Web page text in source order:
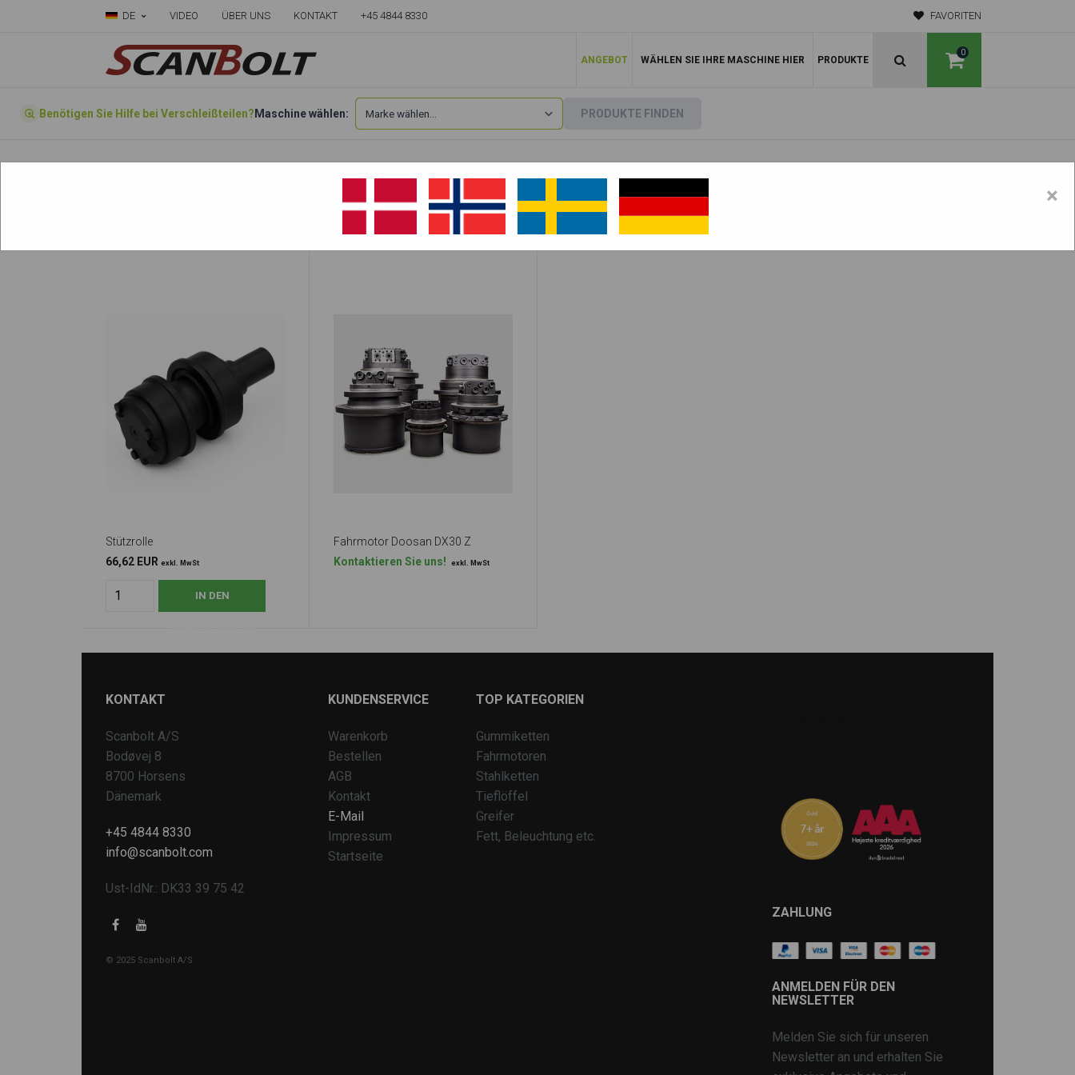
DE VIDEO ÜBER UNS KONTAKT +45 4844 8330 FAVORITEN
0
ANGEBOT WÄHLEN SIE IHRE MASCHINE HIER PRODUKTE
Benötigen Sie Hilfe bei Verschleißteilen? Maschine wählen: PRODUKTE FINDEN
Stützrolle
66,62 EUR exkl. MwSt
Fahrmotor Doosan DX30 Z
Kontaktieren Sie uns!
exkl. MwSt
KONTAKT
Scanbolt A/S
Bodøvej 8
8700 Horsens
Dänemark
+45 4844 8330
info@scanbolt.com
Ust-IdNr.: DK33 39 75 42
© 2025 Scanbolt A/S
KUNDENSERVICE
Warenkorb
Bestellen
AGB
Kontakt
E-Mail
Impressum
Startseite
TOP KATEGORIEN
Gummiketten
Fahrmotoren
Stahlketten
Tieflöffel
Greifer
Fett, Beleuchtung etc.
ZAHLUNG
ANMELDEN FÜR DEN
NEWSLETTER
Melden Sie sich für unseren
Newsletter an und erhalten Sie
×